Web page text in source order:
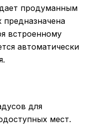
продуманным
предназначена
встроенному
автоматически
для
мест.